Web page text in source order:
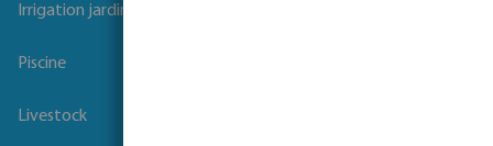
Irrigation jardins et parcs
Piscine
Livestock